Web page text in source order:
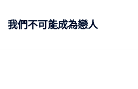
我們不可能成為戀人